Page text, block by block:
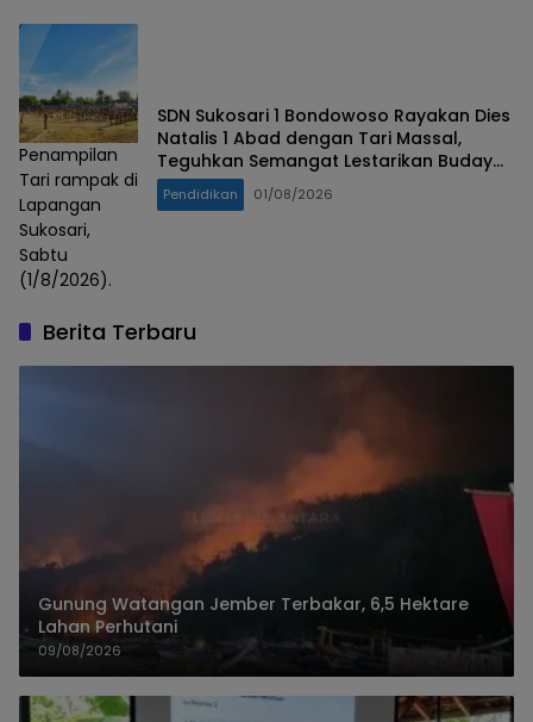
Penampilan
Tari rampak di
Lapangan
Sukosari,
Sabtu
(1/8/2026).
SDN Sukosari 1 Bondowoso Rayakan Dies
Natalis 1 Abad dengan Tari Massal,
Teguhkan Semangat Lestarikan Budaya
Nusantara
Pendidikan 01/08/2026
Berita Terbaru
Gunung Watangan Jember Terbakar, 6,5 Hektare
Lahan Perhutani
09/08/2026